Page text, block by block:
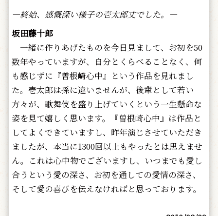
―終始、感慨深い様子の壱太郎丈でした。―
坂田藤十郎
一緒に作りあげたものを今日見まして、お初を50
数年やっていますが、自分とくらべることなく、何
も感じずに『曽根崎心中』という作品を見れまし
た。壱太郎は孫に違いませんが、後輩として若い
方々が、歌舞伎を盛り上げていくという一生懸命な
姿を見て嬉しく思います。『曽根崎心中』は作品と
してよくできていますし、昨年演じさせていただき
ましたが、本当に1300回以上もやったとは思えませ
ん。これは心中物でございますし、いつまでも愛し
合うという愛の深さ、お初を通しての愛情の深さ、
そして愛の喜びを伝えなければと思っております。